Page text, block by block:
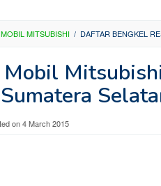
MITSUBISHI / DAFTAR BENGKEL
on4 March 2015